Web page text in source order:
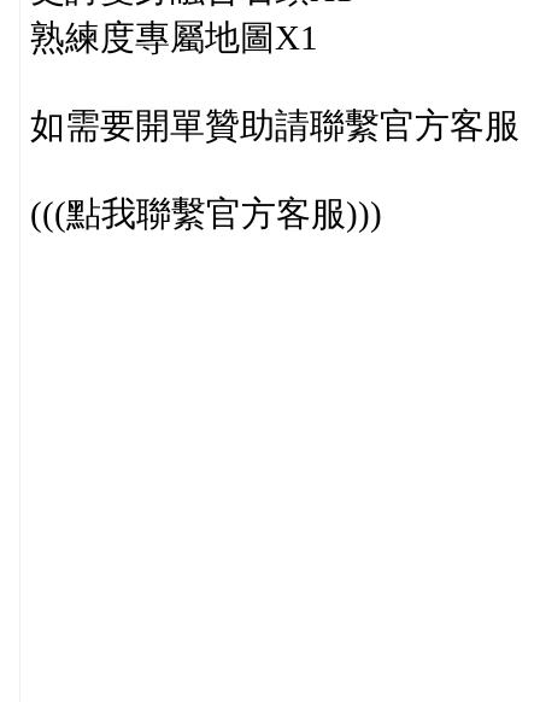
熟練度專屬地圖X1
如需要開單贊助請聯繫官方客服
(((點我聯繫官方客服)))